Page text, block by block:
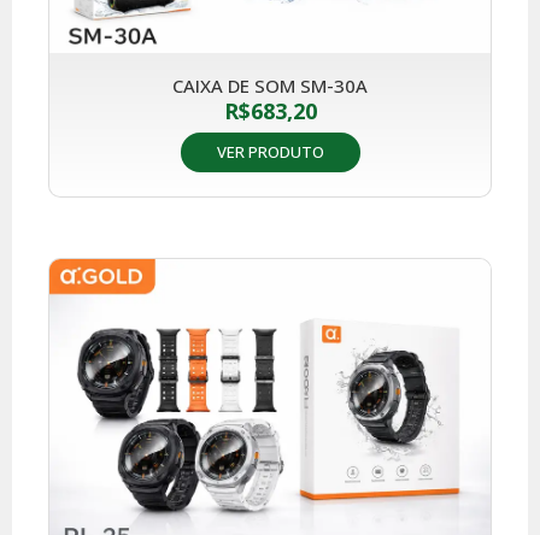
CAIXA DE SOM SM-30A
R$683,20
VER PRODUTO